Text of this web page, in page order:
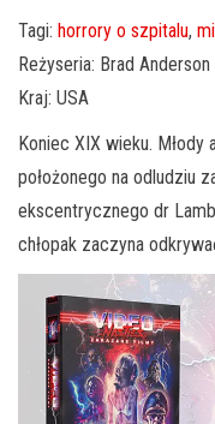
Tagi: horrory o szpitalu,
Reżyseria: Brad Anderson
Kraj: USA
Koniec XIX wieku.
położonego na odludziu
ekscentrycznego dr
chłopak zaczyna